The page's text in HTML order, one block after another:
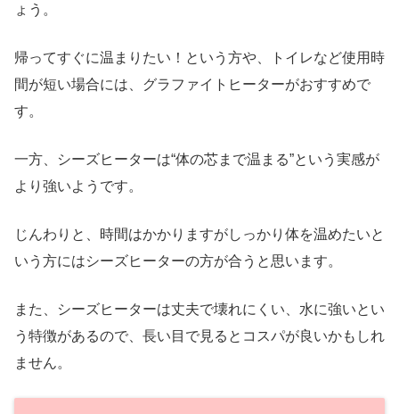
ょう。
帰ってすぐに温まりたい！という方や、トイレなど使用時
間が短い場合には、グラファイトヒーターがおすすめで
す。
一方、シーズヒーターは“体の芯まで温まる”という実感が
より強いようです。
じんわりと、時間はかかりますがしっかり体を温めたいと
いう方にはシーズヒーターの方が合うと思います。
また、シーズヒーターは丈夫で壊れにくい、水に強いとい
う特徴があるので、長い目で見るとコスパが良いかもしれ
ません。